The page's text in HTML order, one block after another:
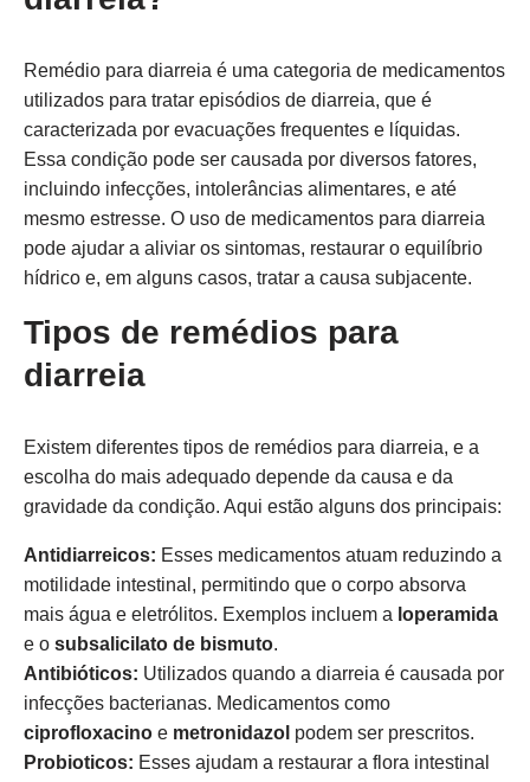
Remédio para diarreia é uma categoria de medicamentos
utilizados para tratar episódios de diarreia, que é
caracterizada por evacuações frequentes e líquidas.
Essa condição pode ser causada por diversos fatores,
incluindo infecções, intolerâncias alimentares, e até
mesmo estresse. O uso de medicamentos para diarreia
pode ajudar a aliviar os sintomas, restaurar o equilíbrio
hídrico e, em alguns casos, tratar a causa subjacente.
Tipos de remédios para
diarreia
Existem diferentes tipos de remédios para diarreia, e a
escolha do mais adequado depende da causa e da
gravidade da condição. Aqui estão alguns dos principais:
Antidiarreicos: Esses medicamentos atuam reduzindo a
motilidade intestinal, permitindo que o corpo absorva
mais água e eletrólitos. Exemplos incluem a loperamida
e o subsalicilato de bismuto.
Antibióticos: Utilizados quando a diarreia é causada por
infecções bacterianas. Medicamentos como
ciprofloxacino e metronidazol podem ser prescritos.
Probioticos: Esses ajudam a restaurar a flora intestinal